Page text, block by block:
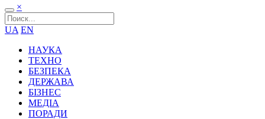
×
UA EN
НАУКА
ТЕХНО
БЕЗПЕКА
ДЕРЖАВА
БІЗНЕС
МЕДІА
ПОРАДИ